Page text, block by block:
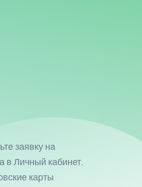
заявку на
в Личный кабинет.
карты